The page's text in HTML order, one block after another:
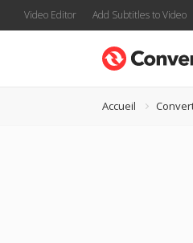
Video Editor Add Subtitles to Video
Accueil